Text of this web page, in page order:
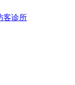
客诊所